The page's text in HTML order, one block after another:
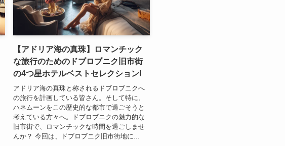
【アドリア海の真珠】ロマンチック
な旅行のためのドブロブニク旧市街
の4つ星ホテルベストセレクション!
アドリア海の真珠と称されるドブロブニクへ
の旅行を計画している皆さん。そして特に、
ハネムーンをこの歴史的な都市で過ごそうと
考えている方々へ。ドブロブニクの魅力的な
旧市街で、ロマンチックな時間を過ごしませ
んか？ 今回は、ドブロブニク旧市街地に...